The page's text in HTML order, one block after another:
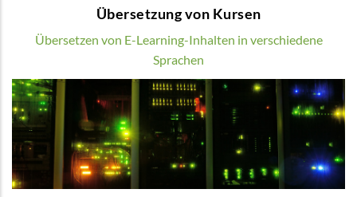
Übersetzung von Kursen
Übersetzen von E-Learning-Inhalten in verschiedene
Sprachen
eLearning SaaS Software
Wir bieten verschiedene digitale Lösungen
zur Organisation von Blended oder Online